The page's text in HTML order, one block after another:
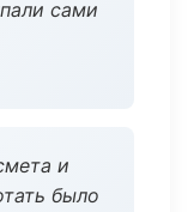
сами
и
было